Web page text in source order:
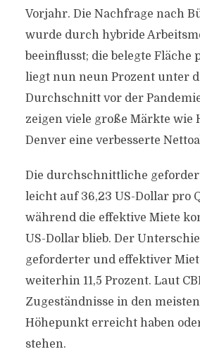
Vorjahr. Die Nachfrage nach
wurde durch hybride
beeinflusst; die belegte Fläche
liegt nun neun Prozent unter
Durchschnitt vor der
zeigen viele große Märkte wie
Denver eine verbesserte
Die durchschnittliche
leicht auf 36,23 US-Dollar pro
während die effektive Miete
US-Dollar blieb. Der
geforderter und effektiver
weiterhin 11,5 Prozent. Laut
Zugeständnisse in den
Höhepunkt erreicht haben
stehen.